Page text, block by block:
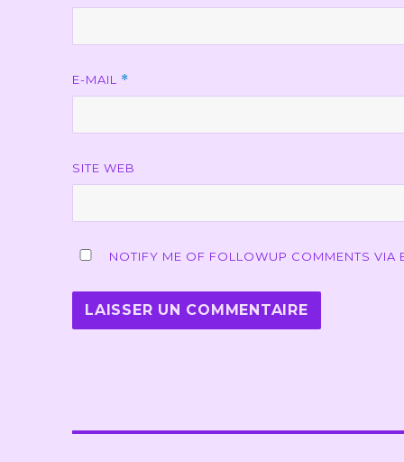
E-MAIL *
SITE WEB
NOTIFY ME OF FOLLOWUP COMMENTS VIA